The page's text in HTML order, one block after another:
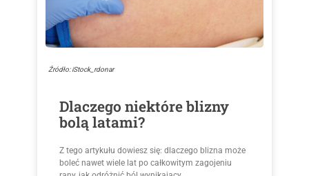
Źródło: iStock_rdonar
Dlaczego niektóre blizny
bolą latami?
Z tego artykułu dowiesz się: dlaczego blizna może
boleć nawet wiele lat po całkowitym zagojeniu